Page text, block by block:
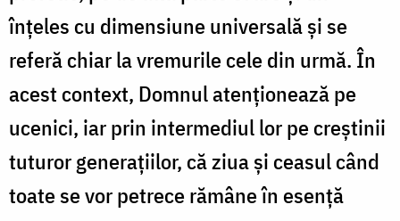
înțeles cu dimensiune universală și se
referă chiar la vremurile cele din urmă. În
acest context, Domnul atenționează pe
ucenici, iar prin intermediul lor pe creștinii
tuturor generațiilor, că ziua și ceasul când
toate se vor petrece rămâne în esență